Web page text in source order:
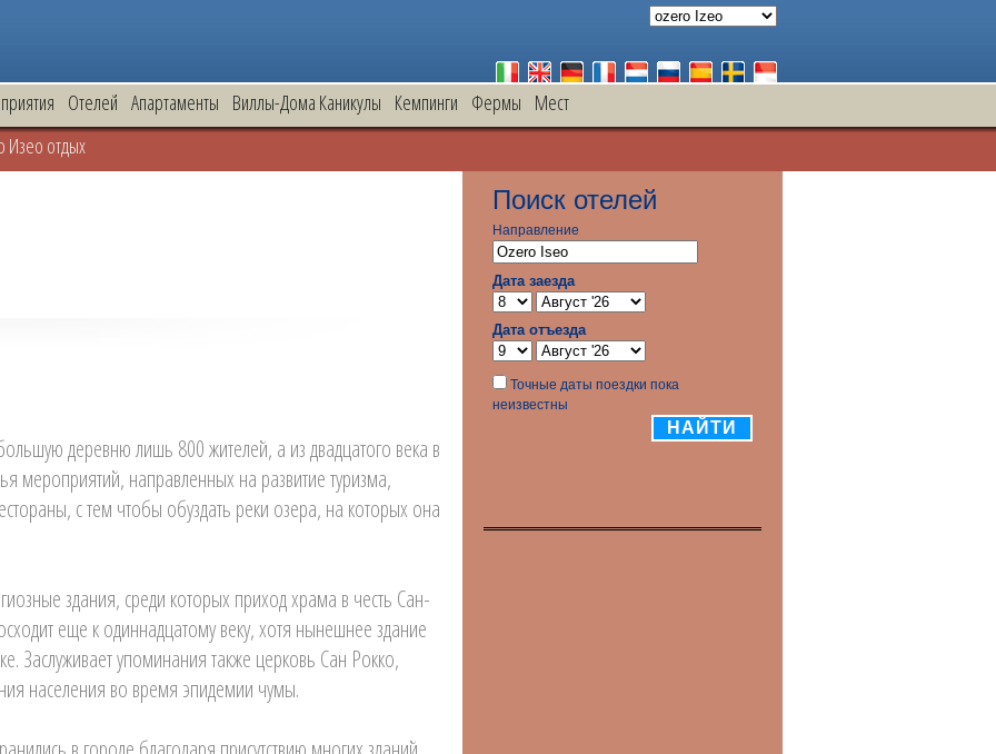
Oтелей Апартаменты Виллы-Дома Каникулы Кемпинги Фермы Mест
Изео отдых
деревню лишь 800 жителей, а из двадцатого века в
мероприятий, направленных на развитие туризма,
с тем чтобы обуздать реки озера, на которых она
здания, среди которых приход храма в честь Сан-
еще к одиннадцатому веку, хотя нынешнее здание
Заслуживает упоминания также церковь Сан Рокко,
населения во время эпидемии чумы.